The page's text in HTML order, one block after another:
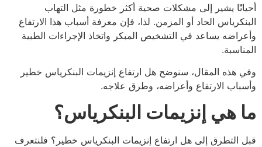
أحيانًا يشير إلى مشكلات صحية أكثر خطورة مثل التهاب
البنكرياس الحاد أو المزمن. لذا، فإن معرفة أسباب هذا الارتفاع
وأعراضه يساعد في التشخيص المبكر واتخاذ الإجراءات الطبية
المناسبة.
وفي هذه المقال، سنوضح هل ارتفاع إنزيمات البنكرياس خطير
وأسباب الارتفاع وأعراضه، وطرق علاجه.
ما هي إنزيمات البنكرياس؟
قبل التطرق إلى هل ارتفاع إنزيمات البنكرياس خطير؟ فلنتعرف